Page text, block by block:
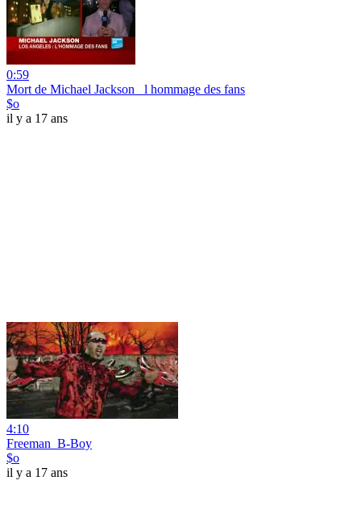
0:59
Mort de Michael Jackson_ l hommage des fans
$o
il y a 17 ans
4:10
Freeman_B-Boy
$o
il y a 17 ans